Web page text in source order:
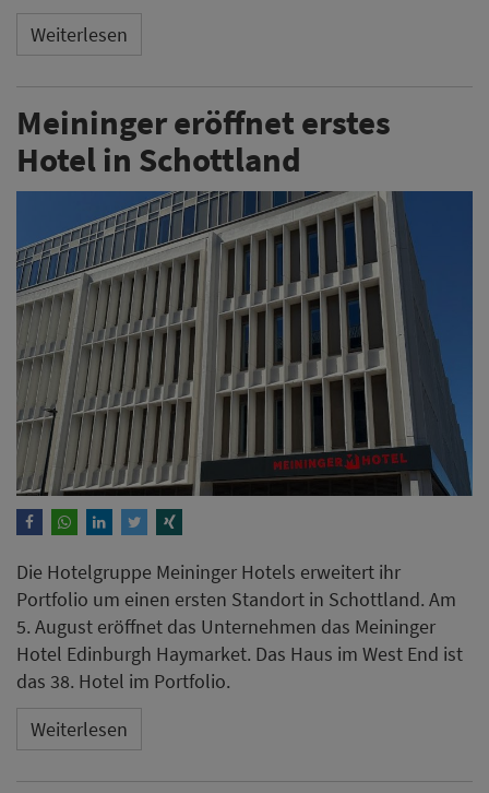
Weiterlesen
Meininger eröffnet erstes
Hotel in Schottland
Die Hotelgruppe Meininger Hotels erweitert ihr
Portfolio um einen ersten Standort in Schottland. Am
5. August eröffnet das Unternehmen das Meininger
Hotel Edinburgh Haymarket. Das Haus im West End ist
das 38. Hotel im Portfolio.
Weiterlesen